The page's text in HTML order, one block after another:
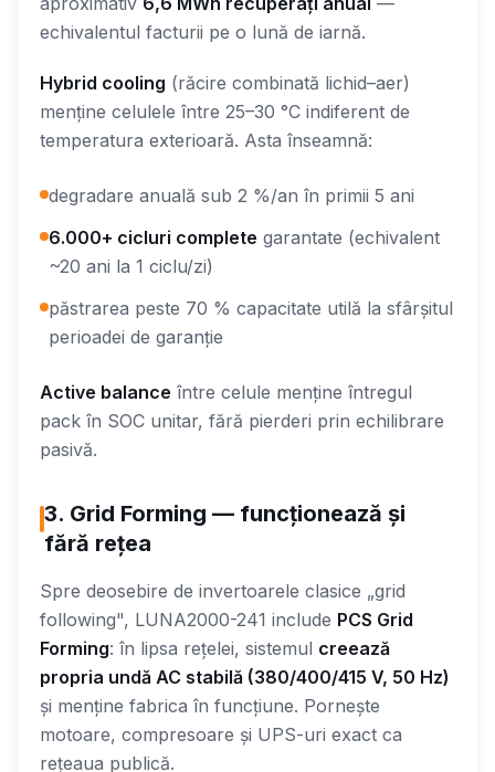
echivalentul facturii pe o lună de iarnă.
Hybrid cooling (răcire combinată lichid–aer)
menține celulele între 25–30 °C indiferent de
temperatura exterioară. Asta înseamnă:
degradare anuală sub 2 %/an în primii 5 ani
6.000+ cicluri complete garantate (echivalent
~20 ani la 1 ciclu/zi)
păstrarea peste 70 % capacitate utilă la sfârșitul
perioadei de garanție
Active balance între celule menține întregul
pack în SOC unitar, fără pierderi prin echilibrare
pasivă.
3. Grid Forming — funcționează și
fără rețea
Spre deosebire de invertoarele clasice „grid
following", LUNA2000-241 include PCS Grid
Forming: în lipsa rețelei, sistemul creează
propria undă AC stabilă (380/400/415 V, 50 Hz)
și menține fabrica în funcțiune. Pornește
motoare, compresoare și UPS-uri exact ca
rețeaua publică.